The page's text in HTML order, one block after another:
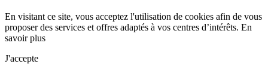
En visitant ce site, vous acceptez l'utilisation de cookies afin de vous
proposer des services et offres adaptés à vos centres d’intérêts. En
savoir plus
J'accepte